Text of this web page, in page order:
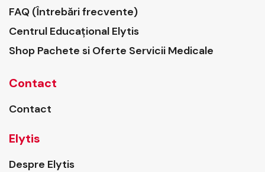
FAQ (Întrebări frecvente)
Centrul Educațional Elytis
Shop Pachete si Oferte Servicii Medicale
Contact
Contact
Elytis
Despre Elytis